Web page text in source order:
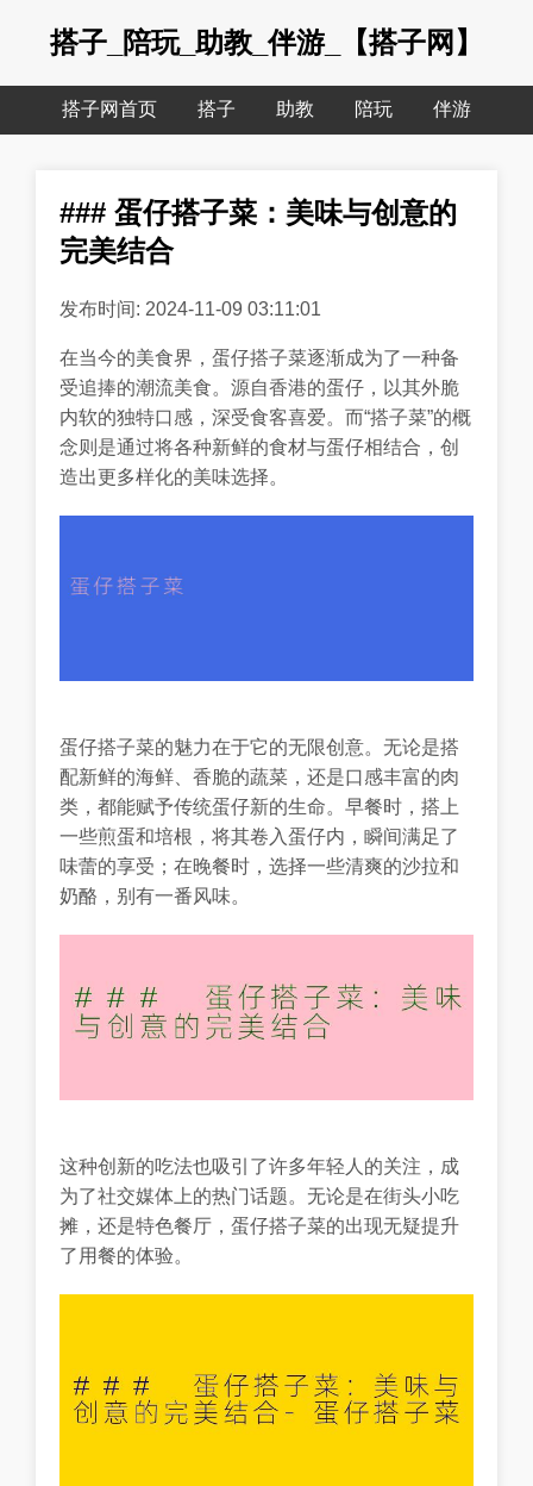
搭子_陪玩_助教_伴游_【搭子网】
搭子网首页 搭子 助教 陪玩 伴游
### 蛋仔搭子菜：美味与创意的
完美结合
发布时间: 2024-11-09 03:11:01
在当今的美食界，蛋仔搭子菜逐渐成为了一种备
受追捧的潮流美食。源自香港的蛋仔，以其外脆
内软的独特口感，深受食客喜爱。而“搭子菜”的概
念则是通过将各种新鲜的食材与蛋仔相结合，创
造出更多样化的美味选择。
蛋仔搭子菜的魅力在于它的无限创意。无论是搭
配新鲜的海鲜、香脆的蔬菜，还是口感丰富的肉
类，都能赋予传统蛋仔新的生命。早餐时，搭上
一些煎蛋和培根，将其卷入蛋仔内，瞬间满足了
味蕾的享受；在晚餐时，选择一些清爽的沙拉和
奶酪，别有一番风味。
这种创新的吃法也吸引了许多年轻人的关注，成
为了社交媒体上的热门话题。无论是在街头小吃
摊，还是特色餐厅，蛋仔搭子菜的出现无疑提升
了用餐的体验。